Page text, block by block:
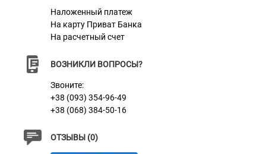
Наложенный платеж
На карту Приват Банка
На расчетный счет
ВОЗНИКЛИ ВОПРОСЫ?
Звоните:
+38 (093) 354-96-49
+38 (068) 384-50-16
ОТЗЫВЫ (0)